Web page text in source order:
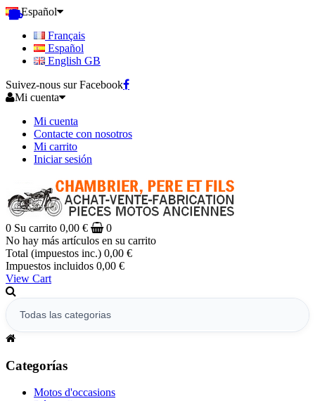
Español
Français
Español
English GB
Suivez-nous sur Facebook
Mi cuenta
Mi cuenta
Contacte con nosotros
Mi carrito
Iniciar sesión
0 Su carrito 0,00 €
0
No hay más artículos en su carrito
Total (impuestos inc.) 0,00 €
Impuestos incluidos 0,00 €
View Cart
Categorías
Motos d'occasions